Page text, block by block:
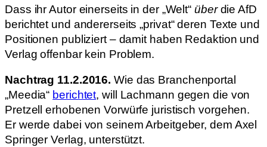
Dass ihr Autor einerseits in der „Welt“ überdie AfD
berichtet und andererseits „privat“ deren Texte und
Positionen publiziert – damit haben Redaktion und
Verlag offenbar kein Problem.
Nachtrag 11.2.2016. Wie das Branchenportal
„Meedia“ berichtet, will Lachmann gegen die von
Pretzell erhobenen Vorwürfe juristisch vorgehen.
Er werde dabei von seinem Arbeitgeber, dem Axel
Springer Verlag, unterstützt.